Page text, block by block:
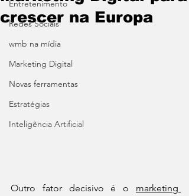
Entretenimento
Redes Sociais
wmb na mídia
Marketing Digital
Novas ferramentas
Estratégias
Inteligência Artificial
crescer na Europa
Outro fator decisivo é o marketing